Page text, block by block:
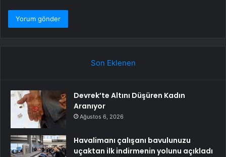
Son Eklenen
Devrek’te Altını Düşüren Kadın
Aranıyor
Ağustos 6, 2026
Havalimanı çalışanı bavulunuzu
uçaktan ilk indirmenin yolunu açıkladı